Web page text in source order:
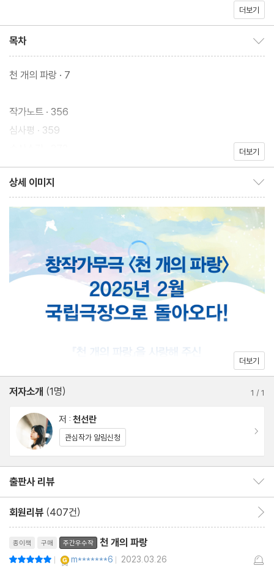
원 김보영에게 “천 개의 파랑이 가득한 듯한 환상적이고 우아한 소
법했다” 라는 찬사를 이끌어냈다. 이는 김창규 작가가 한국과학문학
상 심사평에서 언급한 말과 맥을 같이 한다. “더 이상 좋은 한국 SF
그만큼 SF를 충분히 소화하고 빚은 작품들이, 가능성을 넘어 다양
한 길을 정하고 완성되고 있었다.” 천선란은 더 이상 SF의 가능성이
아니다. 그는 이미 완숙하게 무르익은 상태로 우리에게 도달한 ‘준비
SF가 진보하는 기술 속에서 변화하고 발전하는 모습을 예견하는 장
르라면, 『천 개의 파랑』은 진보하는 기술 속에서 희미해지는 존재들
을 올곧게 응시하는 소설이다. 발달한 기술이 배제하고 지나쳐버리
는 이들, 엉망진창인 자본 시스템에서 소외된 이들, 부서지고 상처
입은 채 수면 아래로 가라앉아 있던 이들을 천선란은 다정함과 우아
함으로 엮은 문장의 그물로 가볍게 건져 올린다. 그의 소설은 희미해
진 이들에게 선명한 색을 덧입히는 과정으로 이루어져 있다. 『천 개
의 파랑』은 천선란 작가가 휴대폰 메모장에 적어놓은 한 줄에서부터
로 지나가는 풍경 속에서도 ‘있는 힘껏 고개를 돌려 흐릿한 풀잎을
바라보는’ 천선란의 시선은 올곧으며, 개미 한 마리조차 밟지 않기
위해 느린 걸음을 연습하는 작가의 태도는 믿음직스럽다. 그렇기에
우리는 천선란의 시선과 발걸음에 맞추어 『천 개의 파랑』을 읽는 동
안 ‘부서지고 다친 작은 존재들의 끈질긴 연대 너머로만 엿볼 수 있
더보기
목차
천 개의 파랑 · 7
작가노트 · 356
심사평 · 359
더보기
상세 이미지
더보기
저자소개 (1명) 1 /1
저 : 천선란
관심작가 알림신청
출판사 리뷰
회원리뷰 (407건)
종이책 구매 주간우수작 천 개의 파랑
| m*******6 | 2023.03.26